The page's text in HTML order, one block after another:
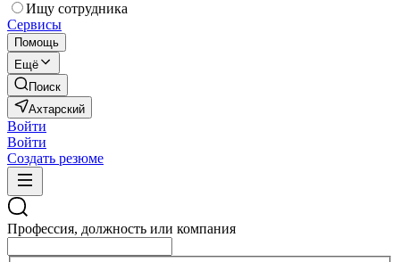
Ищу сотрудника
Сервисы
Помощь
Ещё
Поиск
Ахтарский
Войти
Войти
Создать резюме
Профессия, должность или компания